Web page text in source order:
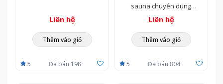
Liên hệ
Thêm vào giỏ
5 Đã bán 198
sauna chuyên dụng
Sangwang
Liên hệ
Thêm vào giỏ
5 Đã bán 804